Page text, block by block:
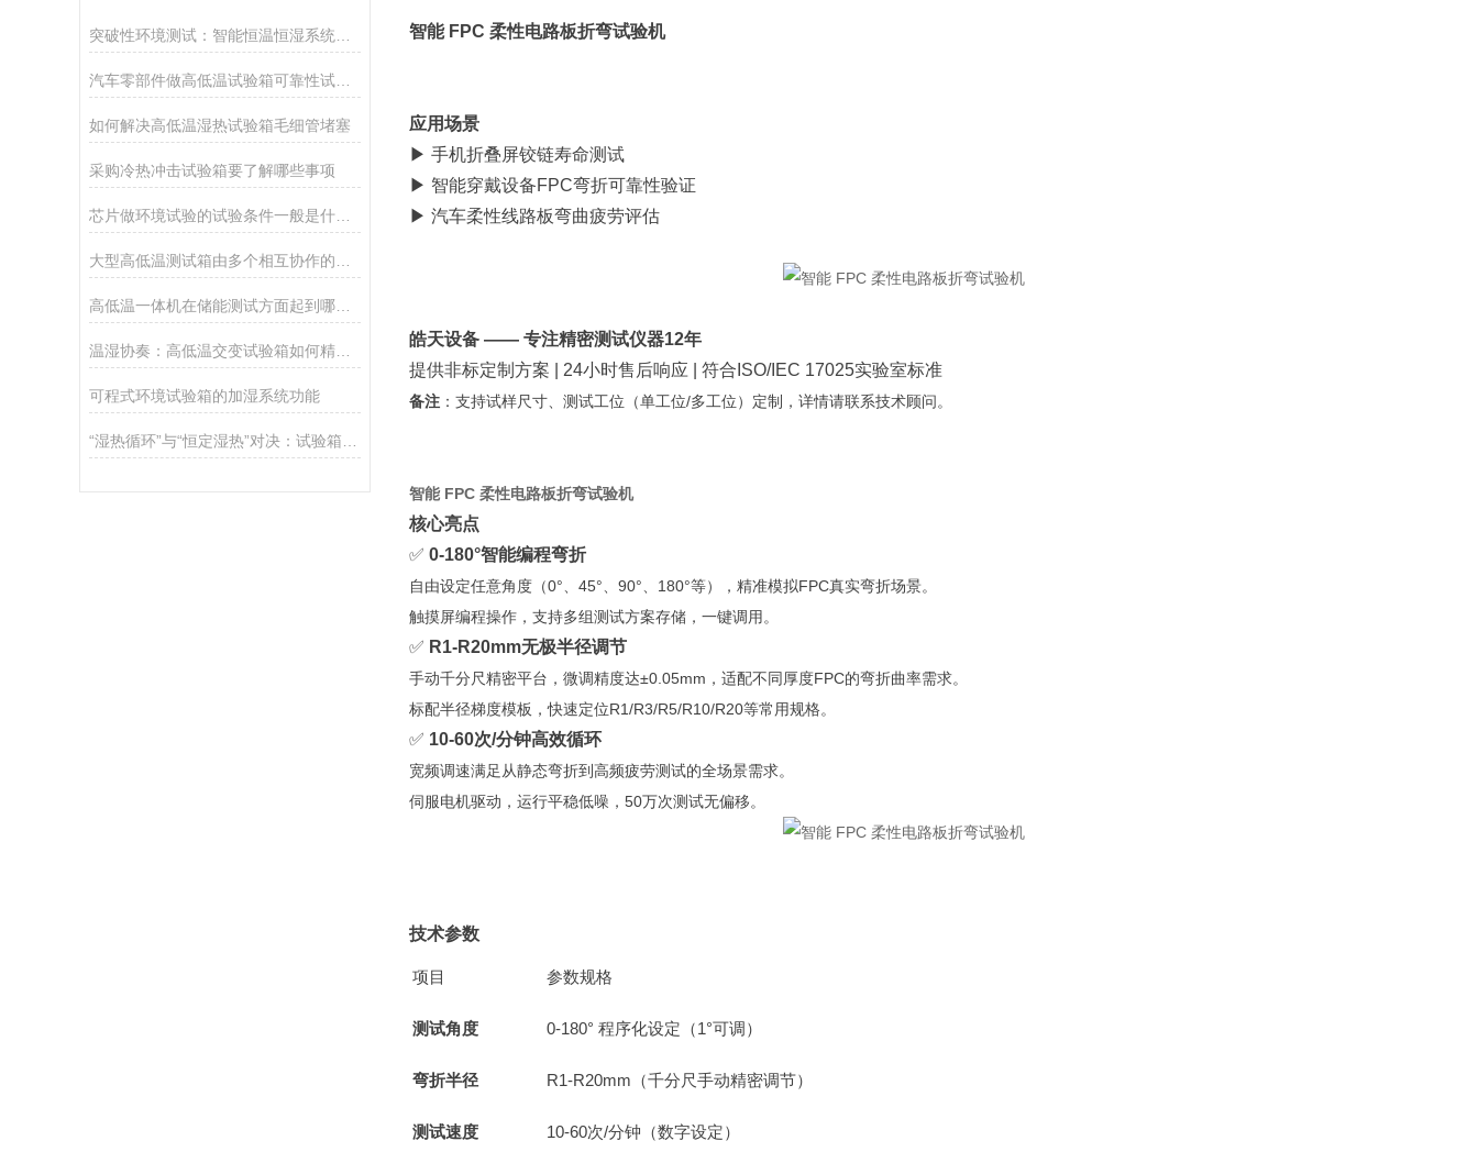
如何解决高低温湿热试验箱毛细管堵塞
采购冷热冲击试验箱要了解哪些事项
芯片做环境试验的试验条件一般是什么？
高低温一体机在储能测试方面起到哪些作用？
温湿协奏：高低温交变试验箱如何精准调控湿热变化脉搏？
可程式环境试验箱的加湿系统功能
智能 FPC 柔性电路板折弯试验机
应用场景
▶ 手机折叠屏铰链寿命测试
▶ 智能穿戴设备FPC弯折可靠性验证
▶ 汽车柔性线路板弯曲疲劳评估
皓天设备 —— 专注精密测试仪器12年
提供非标定制方案 | 24小时售后响应 | 符合ISO/IEC 17025实验室标准
备注 ：支持试样尺寸、测试工位（单工位/多工位）定制，详情请联系技术顾问。
智能 FPC 柔性电路板折弯试验机
核心亮点
✅ 0-180°智能编程弯折
自由设定任意角度（0°、45°、90°、180°等），精准模拟FPC真实弯折场景。
触摸屏编程操作，支持多组测试方案存储，一键调用。
✅ R1-R20mm无极半径调节
手动千分尺精密平台，微调精度达±0.05mm，适配不同厚度FPC的弯折曲率需求。
标配半径梯度模板，快速定位R1/R3/R5/R10/R20等常用规格。
✅ 10-60次/分钟高效循环
宽频调速满足从静态弯折到高频疲劳测试的全场景需求。
伺服电机驱动，运行平稳低噪，50万次测试无偏移。
技术参数
项目 参数规格
测试角度 0-180° 程序化设定（1°可调）
弯折半径 R1-R20mm（千分尺手动精密调节）
测试速度 10-60次/分钟（数字设定）